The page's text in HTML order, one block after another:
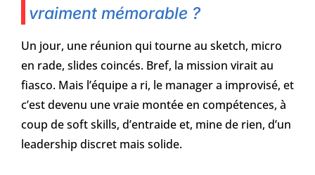
vraiment mémorable ?
Un jour, une réunion qui tourne au sketch, micro
en rade, slides coincés. Bref, la mission virait au
fiasco. Mais l’équipe a ri, le manager a improvisé, et
c’est devenu une vraie montée en compétences, à
coup de soft skills, d’entraide et, mine de rien, d’un
leadership discret mais solide.